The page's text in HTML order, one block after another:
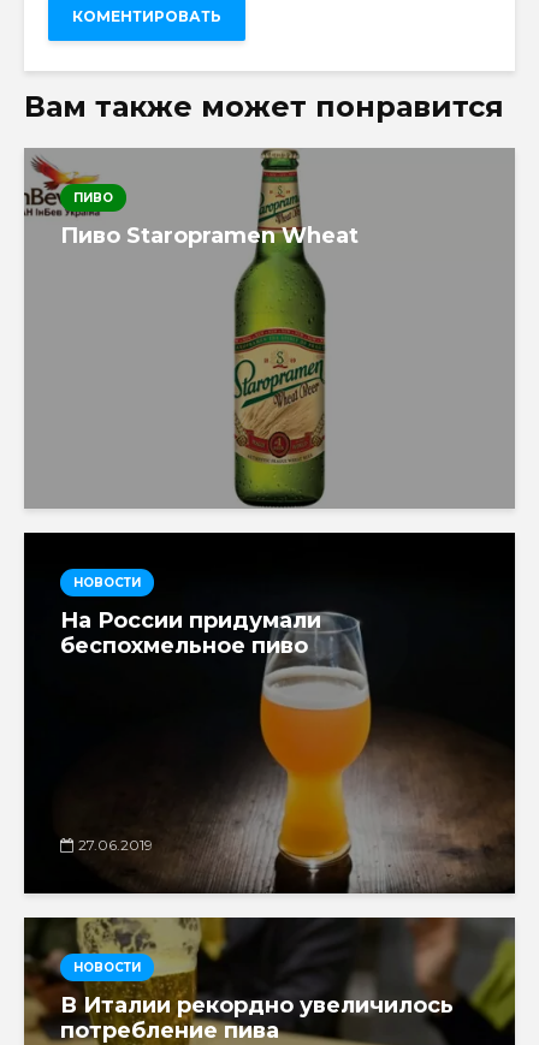
Вам также может понравится
ПИВО
Пиво Staropramen Wheat
НОВОСТИ
На России придумали
беспохмельное пиво
27.06.2019
НОВОСТИ
В Италии рекордно увеличилось
потребление пива